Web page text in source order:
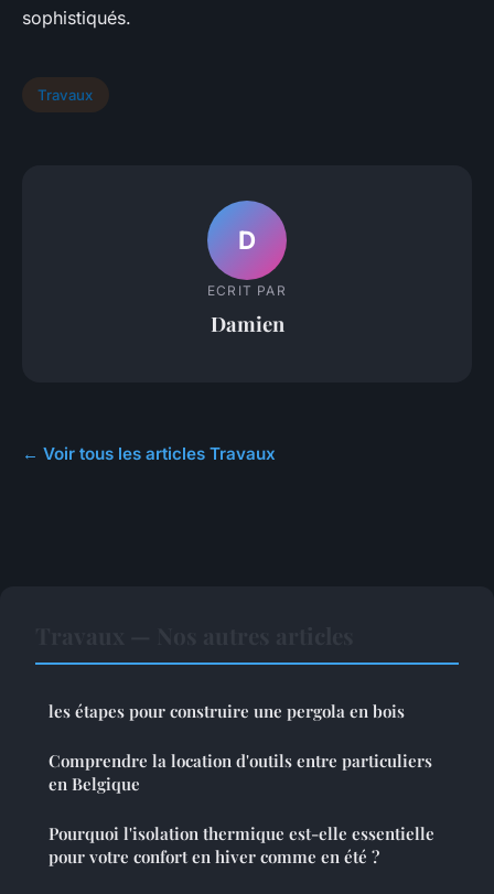
sophistiqués.
Travaux
D
ECRIT PAR
Damien
← Voir tous les articles Travaux
les étapes pour construire une pergola en bois
Comprendre la location d'outils entre particuliers
en Belgique
Pourquoi l'isolation thermique est-elle essentielle
pour votre confort en hiver comme en été ?